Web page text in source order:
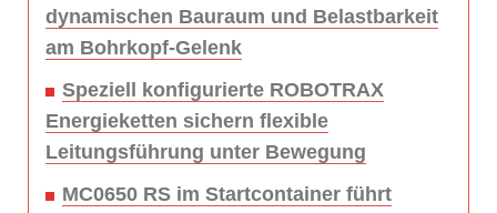
dynamischen Bauraum und Belastbarkeit
am Bohrkopf-Gelenk
Speziell konfigurierte ROBOTRAX
Energieketten sichern flexible
Leitungsführung unter Bewegung
MC0650 RS im Startcontainer führt